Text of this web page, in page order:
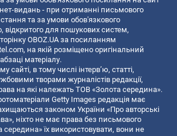
видань - при отриманні письмового
та за умови обов'язкового
відкритого для пошукових систем,
OBOZ.UA за посиланням
, на якій розміщено оригінальний
матеріалу.
сайті, в тому числі інтерв’ю, статті,
творами журналістів редакції,
на які належать ТОВ «Золота середина».
Getty Images редакція має
законом України «Про авторські
ніхто не має права без письмового
їх використовувати, вони не